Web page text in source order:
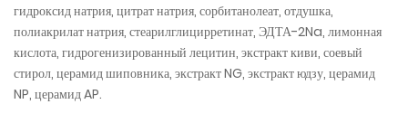
гидроксид натрия, цитрат натрия, сорбитанолеат, отдушка,
полиакрилат натрия, стеарилглицирретинат, ЭДТА-2Na, лимонная
кислота, гидрогенизированный лецитин, экстракт киви, соевый
стирол, церамид шиповника, экстракт NG, экстракт юдзу, церамид
NP, церамид AP.